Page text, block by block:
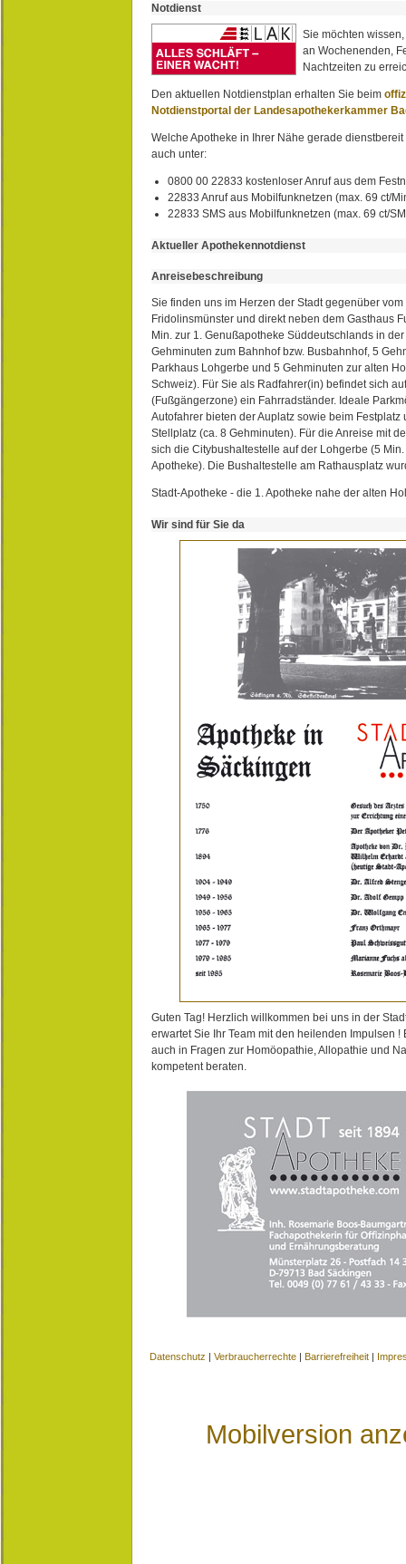
Notdienst
Sie möchten
an Wochenenden,
Nachtzeiten zu
Den aktuellen Notdienstplan erhalten Sie beim
Notdienstportal der Landesapothekerkammer
Welche Apotheke in Ihrer Nähe gerade
auch unter:
0800 00 22833 kostenloser Anruf aus dem
22833 Anruf aus Mobilfunknetzen (max. 69 ct/
22833 SMS aus Mobilfunknetzen (max. 69 ct/
Aktueller Apothekennotdienst
Anreisebeschreibung
Sie finden uns im Herzen der Stadt gegenüber
Fridolinsmünster und direkt neben dem Gasthaus
Min. zur 1. Genußapotheke Süddeutschlands in
Gehminuten zum Bahnhof bzw. Busbahnhof, 5
Parkhaus Lohgerbe und 5 Gehminuten zur alten
Schweiz). Für Sie als Radfahrer(in) befindet sich
(Fußgängerzone) ein Fahrradständer. Ideale
Autofahrer bieten der Auplatz sowie beim Festplatz
Stellplatz (ca. 8 Gehminuten). Für die Anreise mit
sich die Citybushaltestelle auf der Lohgerbe (5
Apotheke). Die Bushaltestelle am Rathausplatz
Stadt-Apotheke - die 1. Apotheke nahe der alten
Wir sind für Sie da
Guten Tag! Herzlich willkommen bei uns in der
erwartet Sie Ihr Team mit den heilenden Impulsen !
auch in Fragen zur Homöopathie, Allopathie und
kompetent beraten.
Datenschutz | Verbraucherrechte | Barrierefreiheit |
Mobilversion